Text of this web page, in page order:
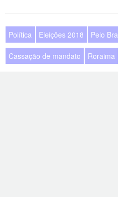
Política Eleições 2018 Pelo
Cassação de mandato Roraima